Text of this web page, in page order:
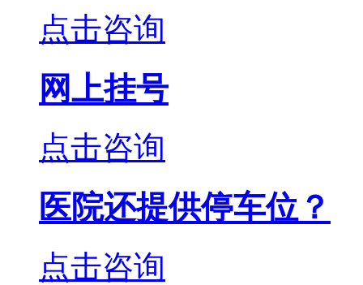
点击咨询
网上挂号
点击咨询
医院还提供停车位？
点击咨询